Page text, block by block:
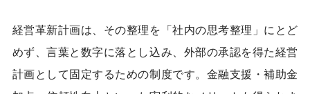
経営革新計画は、その整理を「社内の思考整理」にとど
めず、言葉と数字に落とし込み、外部の承認を得た経営
計画として固定するための制度です。金融支援・補助金